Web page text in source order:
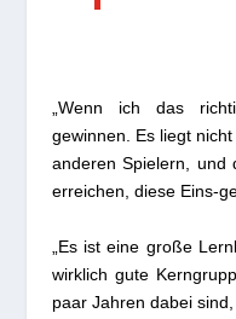
„Wenn ich das
gewinnen. Es liegt
anderen Spielern, und
erreichen, diese Eins-
„Es ist eine große
wirklich gute
paar Jahren dabei